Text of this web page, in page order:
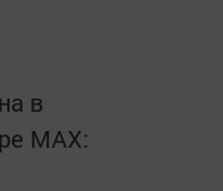
в
MАХ: